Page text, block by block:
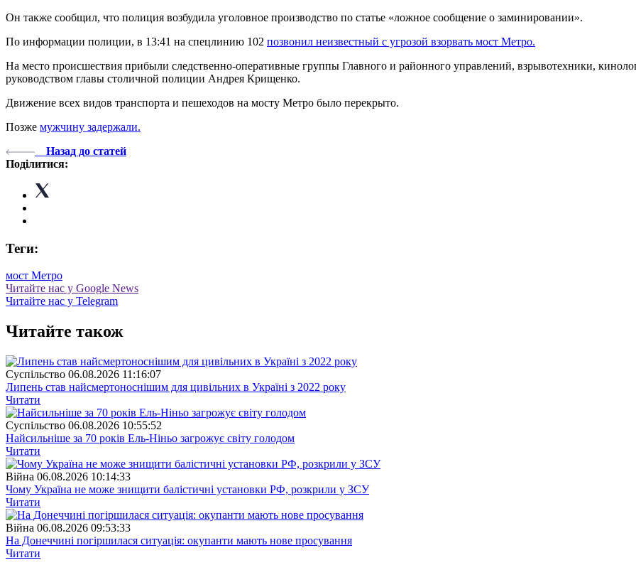
Он также сообщил, что полиция возбудила уголовное производство по статье «ложное сообщение о заминировании».
По информации полиции, в 13:41 на спецлинию 102 позвонил неизвестный с угрозой взорвать мост Метро.
На место происшествия прибыли следственно-оперативные группы Главного и районного управлений, взрывотехники,
руководством главы столичной полиции Андрея Крищенко.
Движение всех видов транспорта и пешеходов на мосту Метро было перекрыто.
Позже мужчину задержали.
Назад до статей
Поділитися:
Теги:
мост Метро
Читайте нас у Google News
Читайте нас у Telegram
Читайте також
Суспiльство 06.08.2026 11:16:07
Липень став найсмертоноснішим для цивільних в Україні з 2022 року
Читати
Суспiльство 06.08.2026 10:55:52
Найсильніше за 70 років Ель-Ніньо загрожує світу голодом
Читати
Війна 06.08.2026 10:14:33
Чому Україна не може знищити балістичні установки РФ, розкрили у ЗСУ
Читати
Війна 06.08.2026 09:53:33
На Донеччині погіршилася ситуація: окупанти мають нове просування
Читати